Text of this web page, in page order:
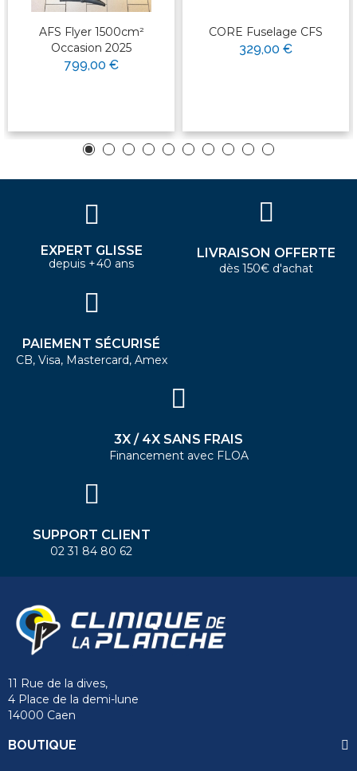
AFS Flyer 1500cm²
Occasion 2025
799,00 €
CORE Fuselage CFS
329,00 €
EXPERT GLISSE
depuis +40 ans
LIVRAISON OFFERTE
dès 150€ d'achat
PAIEMENT SÉCURISÉ
CB, Visa, Mastercard, Amex
3X / 4X SANS FRAIS
Financement avec FLOA
SUPPORT CLIENT
02 31 84 80 62
11 Rue de la dives,
4 Place de la demi-lune
14000 Caen
BOUTIQUE